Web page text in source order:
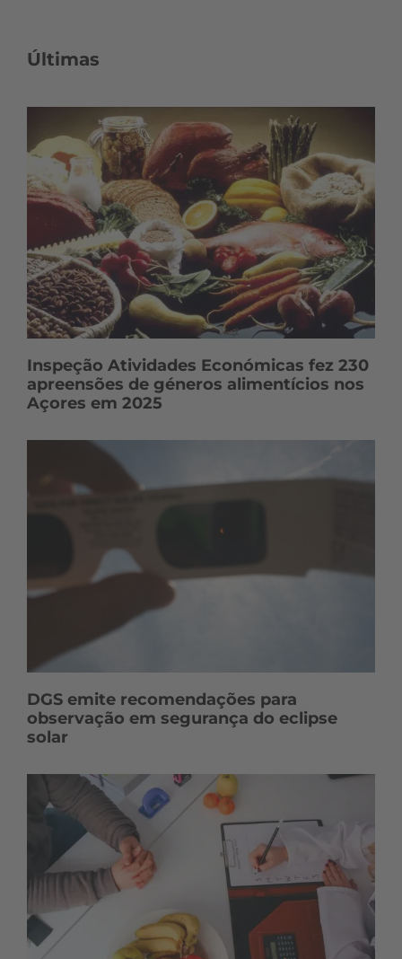
Últimas
Inspeção Atividades Económicas fez 230
apreensões de géneros alimentícios nos
Açores em 2025
DGS emite recomendações para
observação em segurança do eclipse
solar